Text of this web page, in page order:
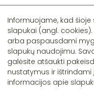
Informuojame, kad
slapukai (angl.
arba paspausdami
slapukų naudojimu.
galėsite atšaukti
nustatymus ir ištrindami
informacijos apie